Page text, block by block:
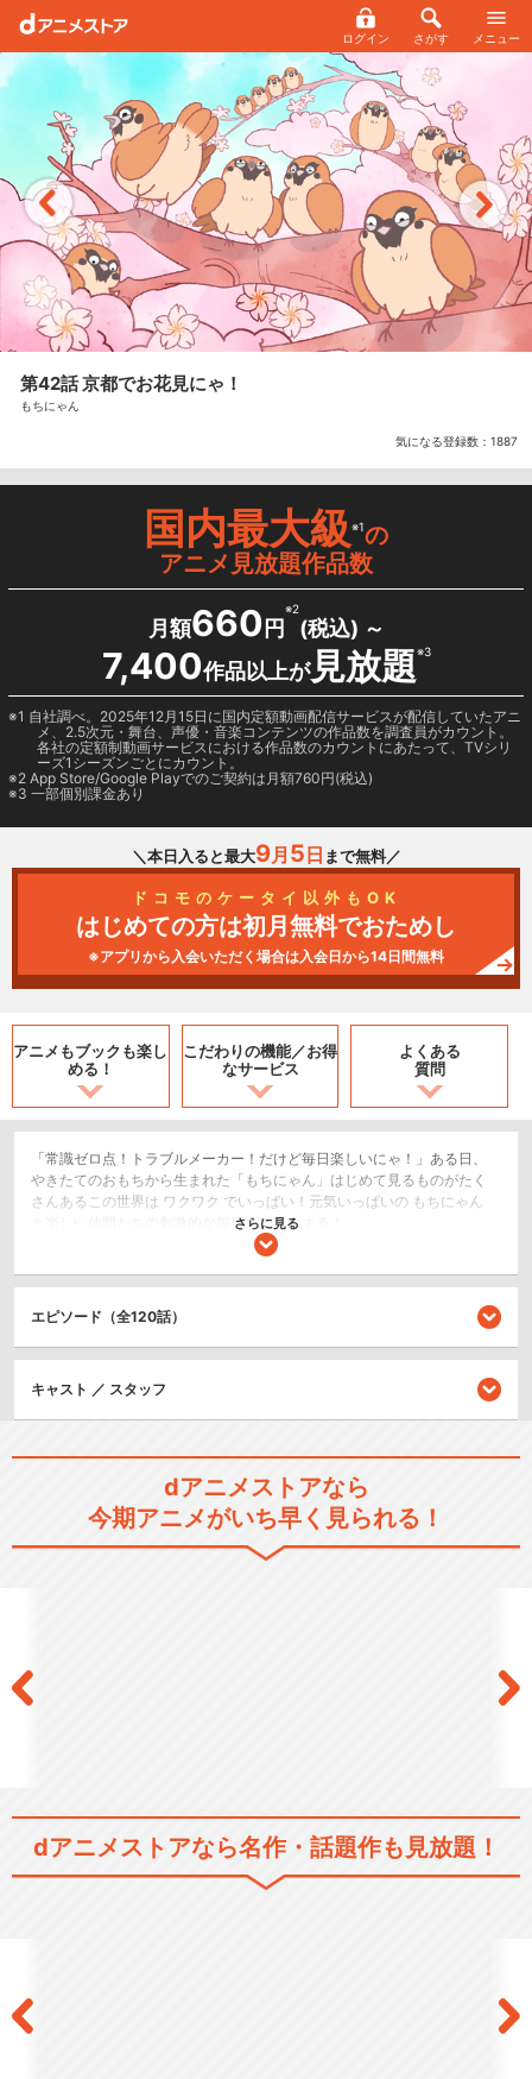
ログイン さがす メニュー
第42話 京都でお花見にゃ！
もちにゃん
気になる登録数： 1887
国内最大級※1の
アニメ見放題作品数
月額660 円
※2
(税込) ～
7,400作品以上が見放題※3
1 自社調べ。2025年12月15日に国内定額動画配信サービスが配信していたアニ
メ、2.5次元・舞台、声優・音楽コンテンツの作品数を調査員がカウント。
各社の定額制動画サービスにおける作品数のカウントにあたって、TVシリ
ーズ1シーズンごとにカウント。
2 App Store/Google Playでのご契約は月額760円(税込)
3 一部個別課金あり
＼本日入ると最大9月 5 日 まで無料／
ドコモのケータイ以外もOK
はじめての方は初月無料でおためし
※アプリから入会いただく場合は入会日から14日間無料
アニメもブックも楽し
める！
こだわりの機能／お得
なサービス
よくある
質問
「常識ゼロ点！トラブルメーカー！だけど毎日楽しいにゃ！」ある日、
やきたてのおもちから生まれた「もちにゃん」はじめて見るものがたく
さんあるこの世界は ワクワク でいっぱい！元気いっぱいの もちにゃん
と楽しい仲間たちの刺激的な毎日が今はじまる！
ショート
さらに見る
エピソード（全120話）
キャスト ／ スタッフ
dアニメストアなら
今期アニメがいち早く見られる！
dアニメストアなら名作・話題作も見放題！